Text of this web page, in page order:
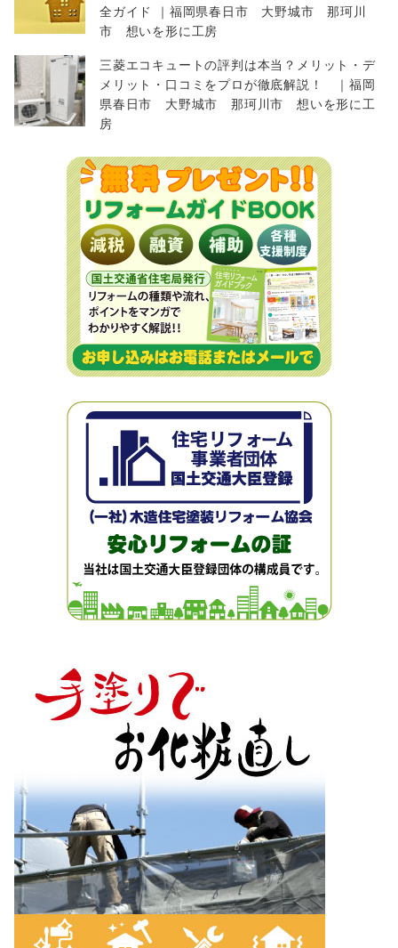
全ガイド ｜福岡県春日市 大野城市 那珂川
市 想いを形に工房
三菱エコキュートの評判は本当？メリット・デ
メリット・口コミをプロが徹底解説！ ｜福岡
県春日市 大野城市 那珂川市 想いを形に工
房